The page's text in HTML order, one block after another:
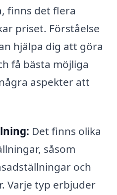
finns det flera
priset. Förståelse
hjälpa dig att göra
få bästa möjliga
aspekter att
Det finns olika
såsom
och
Varje typ erbjuder